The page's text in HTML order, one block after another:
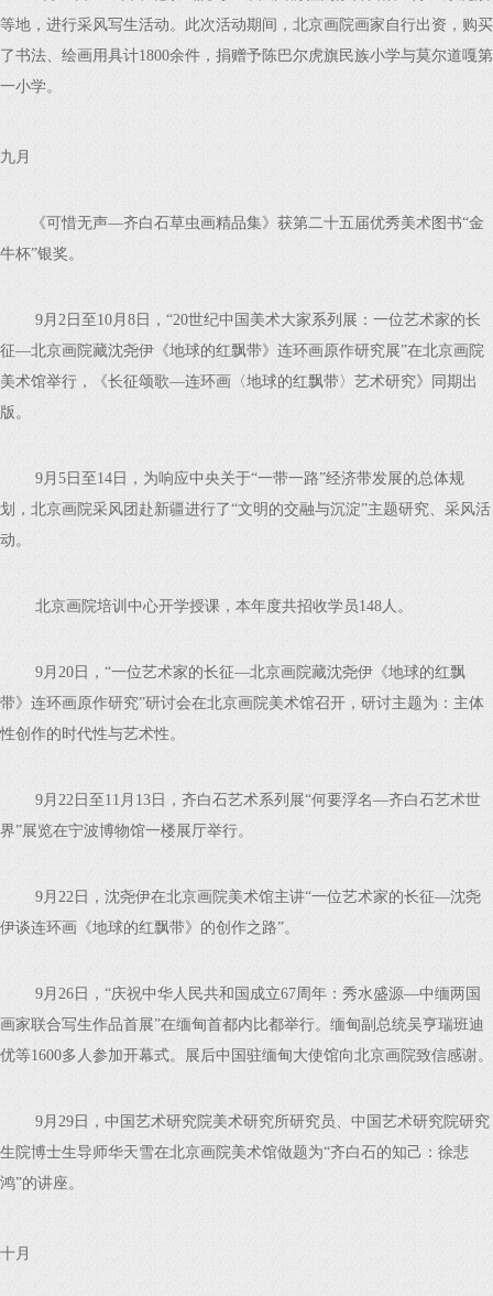
等地，进行采风写生活动。此次活动期间，北京画院画家自行出资，购买
了书法、绘画用具计1800余件，捐赠予陈巴尔虎旗民族小学与莫尔道嘎第
一小学。
九月
《可惜无声—齐白石草虫画精品集》获第二十五届优秀美术图书“金
牛杯”银奖。
9月2日至10月8日，“20世纪中国美术大家系列展：一位艺术家的长
征—北京画院藏沈尧伊《地球的红飘带》连环画原作研究展”在北京画院
美术馆举行，《长征颂歌—连环画〈地球的红飘带〉艺术研究》同期出
版。
9月5日至14日，为响应中央关于“一带一路”经济带发展的总体规
划，北京画院采风团赴新疆进行了“文明的交融与沉淀”主题研究、采风活
动。
北京画院培训中心开学授课，本年度共招收学员148人。
9月20日，“一位艺术家的长征—北京画院藏沈尧伊《地球的红飘
带》连环画原作研究”研讨会在北京画院美术馆召开，研讨主题为：主体
性创作的时代性与艺术性。
9月22日至11月13日，齐白石艺术系列展“何要浮名—齐白石艺术世
界”展览在宁波博物馆一楼展厅举行。
9月22日，沈尧伊在北京画院美术馆主讲“一位艺术家的长征—沈尧
伊谈连环画《地球的红飘带》的创作之路”。
9月26日，“庆祝中华人民共和国成立67周年：秀水盛源—中缅两国
画家联合写生作品首展”在缅甸首都内比都举行。缅甸副总统吴亨瑞班迪
优等1600多人参加开幕式。展后中国驻缅甸大使馆向北京画院致信感谢。
9月29日，中国艺术研究院美术研究所研究员、中国艺术研究院研究
生院博士生导师华天雪在北京画院美术馆做题为“齐白石的知己：徐悲
鸿”的讲座。
十月